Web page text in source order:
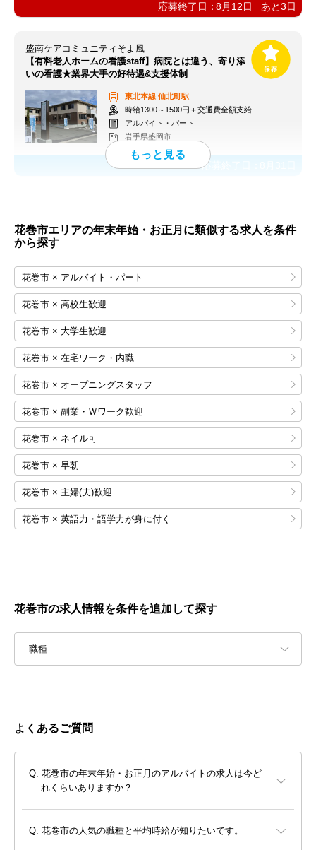
応募終了日：8月12日 あと3日
盛南ケアコミュニティそよ風
【有料老人ホームの看護staff】病院とは違う、寄り添
いの看護★業界大手の好待遇&支援体制
東北本線 仙北町駅
時給1300～1500円＋交通費全額支給
アルバイト・パート
岩手県盛岡市
応募終了日：
花巻市エリアの年末年始・お正月に類似する求人を条件
から探す
花巻市 × アルバイト・パート
花巻市 × 高校生歓迎
花巻市 × 大学生歓迎
花巻市 × 在宅ワーク・内職
花巻市 × オープニングスタッフ
花巻市 × 副業・Ｗワーク歓迎
花巻市 × ネイル可
花巻市 × 早朝
花巻市 × 主婦(夫)歓迎
花巻市 × 英語力・語学力が身に付く
花巻市の求人情報を条件を追加して探す
職種
よくあるご質問
花巻市の年末年始・お正月のアルバイトの求人は今ど
れくらいありますか？
花巻市の人気の職種と平均時給が知りたいです。